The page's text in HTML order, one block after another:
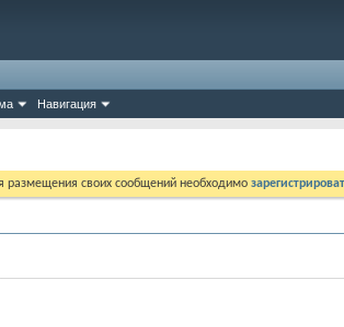
Навигация
размещения своих сообщений необходимо